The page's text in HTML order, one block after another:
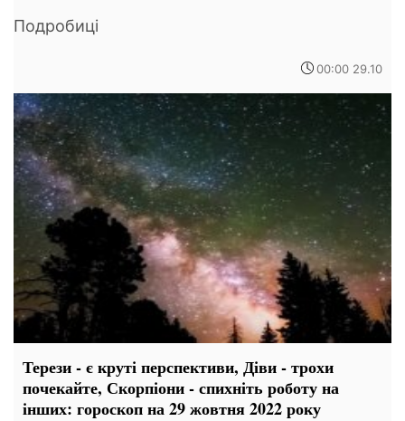
Подробиці
00:00 29.10
Терези - є круті перспективи, Діви - трохи
почекайте, Скорпіони - спихніть роботу на
інших: гороскоп на 29 жовтня 2022 року